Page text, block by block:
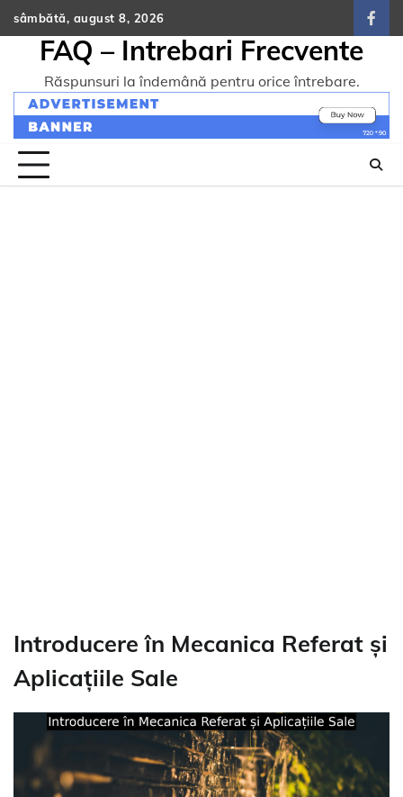
Skip
to
content
sâmbătă, august 8, 2026
FAQ – Intrebari Frecvente
Răspunsuri la îndemână pentru orice întrebare.
Introducere în Mecanica Referat și
Aplicațiile Sale